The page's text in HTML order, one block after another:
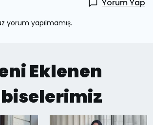
Yorum Yap
yorum yapılmamış.
Eklenen